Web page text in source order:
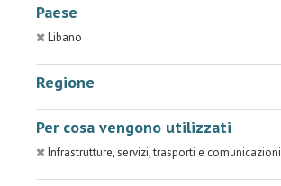
Paese
Libano
Regione
Per cosa vengono utilizzati
Infrastrutture, servizi, trasporti e comunicazioni